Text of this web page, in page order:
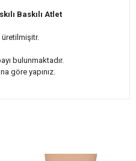
Baskılı Atlet
bulunmaktadır.
göre yapınız.